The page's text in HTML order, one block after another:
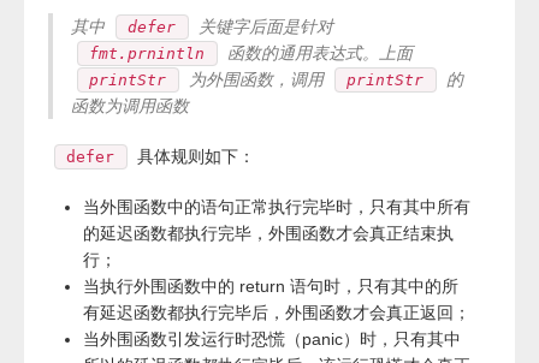
其中 defer 关键字后面是针对
fmt.prnintln 函数的通用表达式。上面
printStr 为外围函数，调用 printStr
的
函数为调用函数
defer 具体规则如下：
当外围函数中的语句正常执行完毕时，只有其中所有
的延迟函数都执行完毕，外围函数才会真正结束执
行；
当执行外围函数中的 return 语句时，只有其中的所
有延迟函数都执行完毕后，外围函数才会真正返回；
当外围函数引发运行时恐慌（panic）时，只有其中